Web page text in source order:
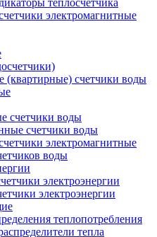
теплосчетчика
электромагнитные
(квартирные) счетчики воды
счетчики воды
счетчики воды
электромагнитные
воды
электроэнергии
электроэнергии
теплопотребления
тепла